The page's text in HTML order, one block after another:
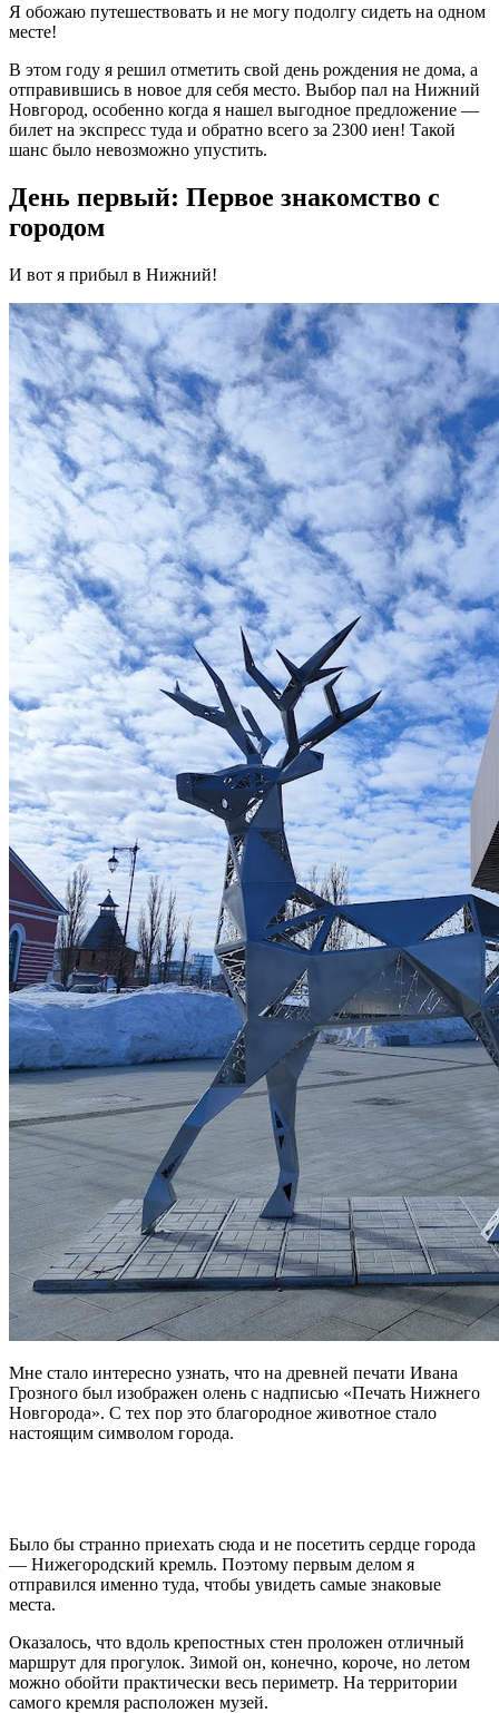
Я обожаю путешествовать и не могу подолгу сидеть на одном
месте!
В этом году я решил отметить свой день рождения не дома, а
отправившись в новое для себя место. Выбор пал на Нижний
Новгород, особенно когда я нашел выгодное предложение —
билет на экспресс туда и обратно всего за 2300 иен! Такой
шанс было невозможно упустить.
День первый: Первое знакомство с
городом
И вот я прибыл в Нижний!
Мне стало интересно узнать, что на древней печати Ивана
Грозного был изображен олень с надписью «Печать Нижнего
Новгорода». С тех пор это благородное животное стало
настоящим символом города.
Было бы странно приехать сюда и не посетить сердце города
— Нижегородский кремль. Поэтому первым делом я
отправился именно туда, чтобы увидеть самые знаковые
места.
Оказалось, что вдоль крепостных стен проложен отличный
маршрут для прогулок. Зимой он, конечно, короче, но летом
можно обойти практически весь периметр. На территории
самого кремля расположен музей.